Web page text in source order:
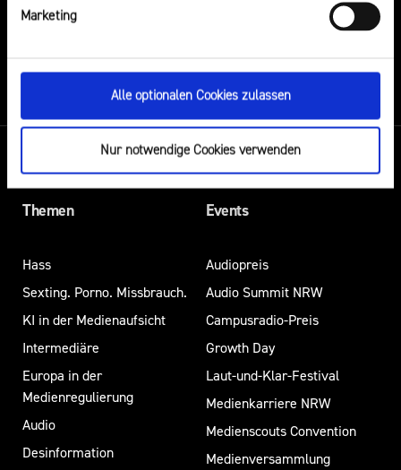
Marketing
Alle optionalen Cookies zulassen
Nur notwendige Cookies verwenden
DU VERMUTEST EINEN RECHTSVERSTOSS?
Themen
Hass
Sexting. Porno. Missbrauch.
KI in der Medienaufsicht
Intermediäre
Europa in der
Medienregulierung
Audio
Desinformation
Events
Audiopreis
Audio Summit NRW
Campusradio-Preis
Growth Day
Laut-und-Klar-Festival
Medienkarriere NRW
Medienscouts Convention
Medienversammlung